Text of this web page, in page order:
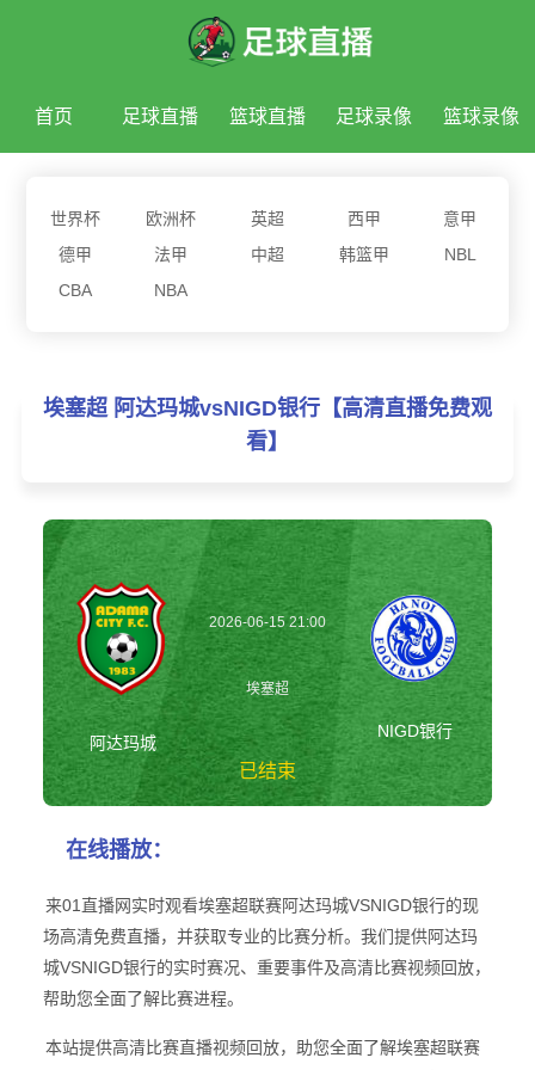
首页 足球直播 篮球直播 足球录像 篮球录像
世界杯 欧洲杯 英超 西甲
意甲
德甲
法甲 中超 韩篮甲
NBL
CBA
NBA
埃塞超 阿达玛城vsNIGD银行【高清直播免费观
看】
阿达玛城
2026-06-15 21:00
埃塞超
已结束
NIGD银行
在线播放：
来01直播网实时观看埃塞超联赛阿达玛城VSNIGD银行的现
场高清免费直播，并获取专业的比赛分析。我们提供阿达玛
城VSNIGD银行的实时赛况、重要事件及高清比赛视频回放，
帮助您全面了解比赛进程。
本站提供高清比赛直播视频回放，助您全面了解埃塞超联赛